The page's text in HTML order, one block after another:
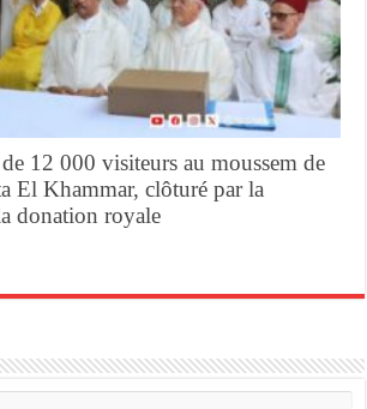
12 000 visiteurs au moussem de
El Khammar, clôturé par la
donation royale